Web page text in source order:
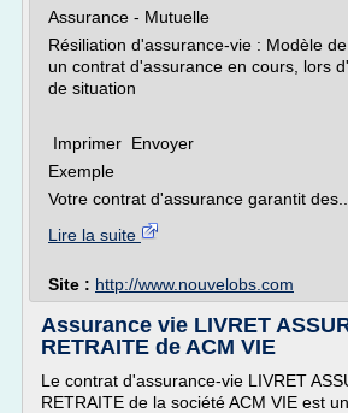
Assurance - Mutuelle
Résiliation d'assurance-vie : Modèle
un contrat d'assurance en cours, lors
de situation
Imprimer Envoyer
Exemple
Votre contrat d'assurance garantit des...
Lire la suite
Site : http://www.nouvelobs.com
Assurance vie LIVRET
RETRAITE de ACM VIE
Le contrat d'assurance-vie LIVRET
RETRAITE de la société ACM VIE est